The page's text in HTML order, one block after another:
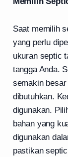
Saat memilih
yang perlu
ukuran septic
tangga Anda.
semakin
dibutuhkan.
digunakan.
bahan yang
digunakan
pastikan